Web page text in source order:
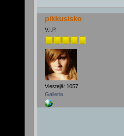
pikkusisko
V.I.P.
Viestejä: 1057
Galleria